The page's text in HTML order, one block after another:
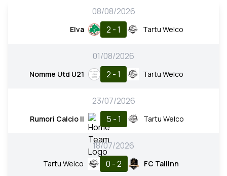
08/08/2026
Elva 2 - 1 Tartu Welco
01/08/2026
Nomme Utd U21 2 - 1 Tartu Welco
23/07/2026
Rumori Calcio II 5 - 1 Tartu Welco
18/07/2026
Tartu Welco 0 - 2 FC Tallinn